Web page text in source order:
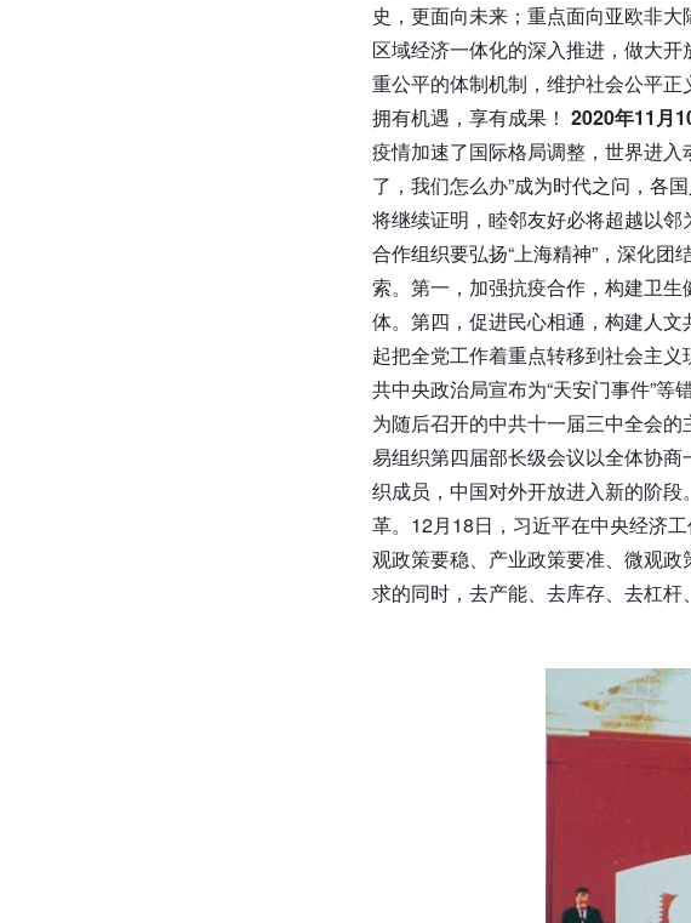
史，更面向未来；重点面向亚欧非
区域经济一体化的深入推进，做大
重公平的体制机制，维护社会公平
拥有机遇，享有成果！ 2020年11月
疫情加速了国际格局调整，世界进
了，我们怎么办”成为时代之问，各
将继续证明，睦邻友好必将超越以
合作组织要弘扬“上海精神”，深化
索。第一，加强抗疫合作，构建卫
体。第四，促进民心相通，构建人文
起把全党工作着重点转移到社会主
共中央政治局宣布为“天安门事件”
为随后召开的中共十一届三中全会
易组织第四届部长级会议以全体协
织成员，中国对外开放进入新的阶段
革。12月18日，习近平在中央经济
观政策要稳、产业政策要准、微观
求的同时，去产能、去库存、去杠杆